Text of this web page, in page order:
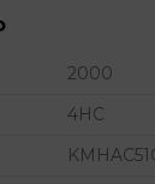
2000
4HC